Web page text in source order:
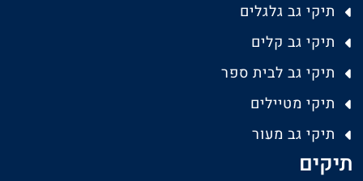
תיקי גב גלגלים
תיקי גב קלים
תיקי גב לבית ספר
תיקי מטיילים
תיקי גב מעור
תיקים